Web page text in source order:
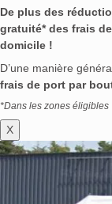
De plus des
gratuité* des frais
domicile !
D’une manière
frais de port par
*Dans les zones éligibles
X